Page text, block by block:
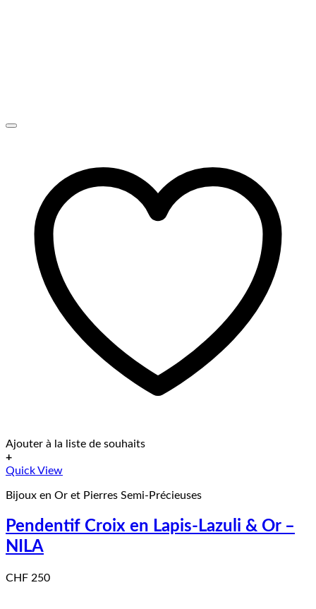
Ajouter à la liste de souhaits
+
Quick View
Bijoux en Or et Pierres Semi-Précieuses
Pendentif Croix en Lapis-Lazuli & Or –
NILA
CHF 250